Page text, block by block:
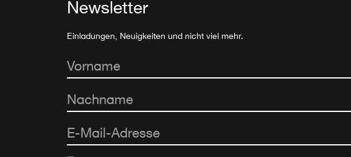
Newsletter
Einladungen, Neuigkeiten und nicht viel mehr.